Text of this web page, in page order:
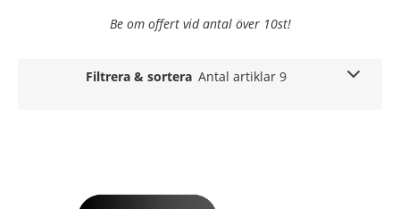
Be om offert vid antal över 10st!
Filtrera & sortera Antal artiklar 9